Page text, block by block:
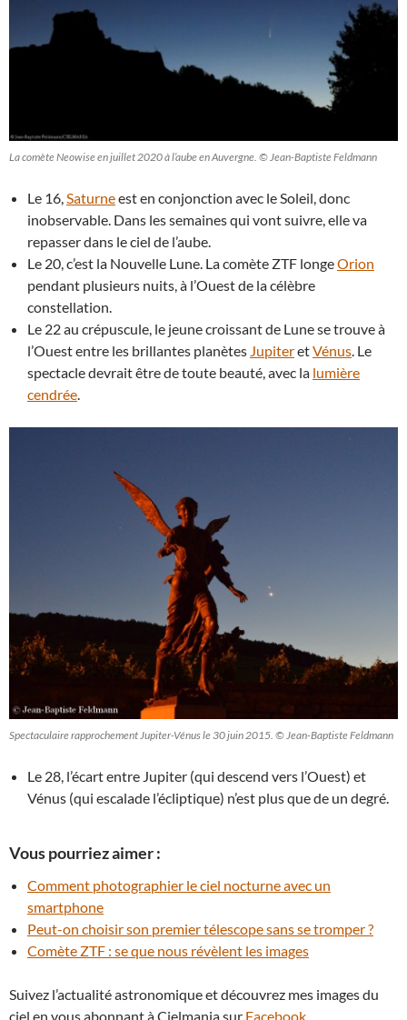
La comète Neowise en juillet 2020 à l’aube en Auvergne. © Jean-Baptiste Feldmann
Le 16,Saturneest en conjonction avec le Soleil, donc
inobservable. Dans les semaines qui vont suivre, elle va
repasser dans le ciel de l’aube.
Le 20, c’est la Nouvelle Lune. La comète ZTF longeOrion
pendant plusieurs nuits, à l’Ouest de la célèbre
constellation.
Le 22 au crépuscule, le jeune croissant de Lune se trouve à
l’Ouest entre les brillantes planètes JupiteretVénus. Le
spectacle devrait être de toute beauté, avec la lumière
cendrée.
Spectaculaire rapprochement Jupiter-Vénus le 30 juin 2015. © Jean-Baptiste Feldmann
Le 28, l’écart entre Jupiter (qui descend vers l’Ouest) et
Vénus (qui escalade l’écliptique) n’est plus que de un degré.
Vous pourriez aimer :
Comment photographier le ciel nocturne avec un
smartphone
Peut-on choisir son premier télescope sans se tromper ?
Comète ZTF : se que nous révèlent les images
Suivez l’actualité astronomique et découvrez mes images du
ciel en vous abonnant à Cielmania sur Facebook